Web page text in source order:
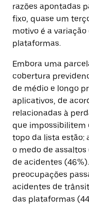
razões apontadas
fixo, quase um
motivo é a
plataformas.
Embora uma
cobertura
de médio e longo
aplicativos, de
relacionadas à
que impossibilitem
topo da lista estão:
o medo de
de acidentes
preocupações
acidentes de
das plataformas